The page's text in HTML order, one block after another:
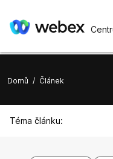
Domů / Článek
Téma článku: